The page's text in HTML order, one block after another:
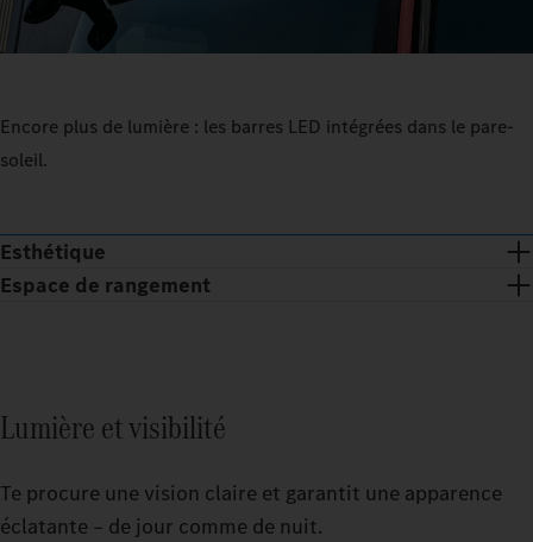
Encore plus de lumière : les barres LED intégrées dans le pare-
soleil.
Esthétique
Espace de rangement
Lumière et visibilité
Te procure une vision claire et garantit une apparence
éclatante – de jour comme de nuit.